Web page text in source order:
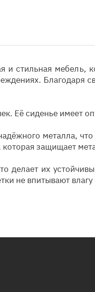
и стильная мебель,
Благодаря
Её сиденье
металла,
защищает
делает их
не впитывают